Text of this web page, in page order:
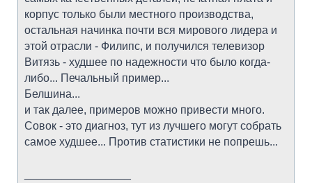
корпус только были местного производства,
остальная начинка почти вся мирового лидера и
этой отрасли - Филипс, и получился телевизор
Витязь - худшее по надежности что было когда-
либо... Печальный пример...
Белшина...
и так далее, примеров можно привести много.
Совок - это диагноз, тут из лучшего могут собрать
самое худшее... Против статистики не попрешь...